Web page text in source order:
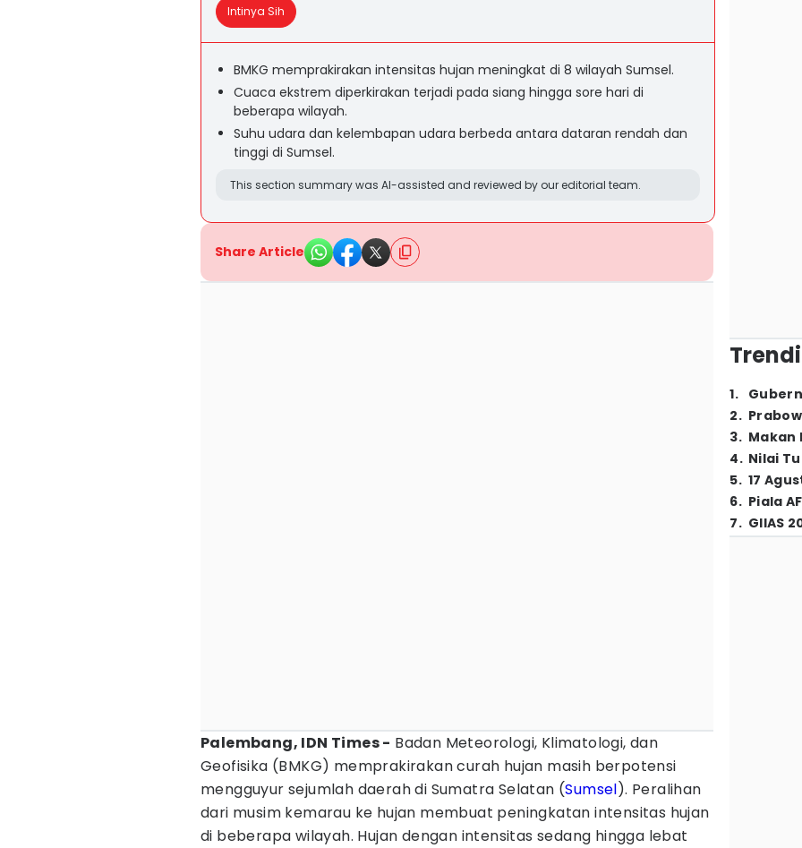
Intinya Sih
BMKG memprakirakan intensitas hujan meningkat di 8 wilayah Sumsel.
Cuaca ekstrem diperkirakan terjadi pada siang hingga sore hari di
beberapa wilayah.
Suhu udara dan kelembapan udara berbeda antara dataran rendah dan
tinggi di Sumsel.
This section summary was AI-assisted and reviewed by our editorial team.
Share Article
Palembang, IDN Times - Badan Meteorologi, Klimatologi, dan
Geofisika (BMKG) memprakirakan curah hujan masih berpotensi
mengguyur sejumlah daerah di Sumatra Selatan (Sumsel). Peralihan
dari musim kemarau ke hujan membuat peningkatan intensitas hujan
di beberapa wilayah. Hujan dengan intensitas sedang hingga lebat
1.
2.
3. Makan
4. Nilai
5. 17
6. Piala
7. GIIAS